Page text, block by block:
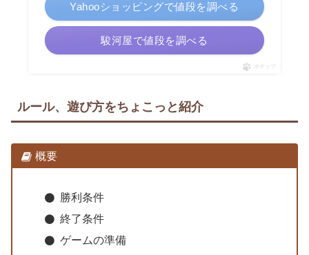
Yahooショッピングで値段を調べる
駿河屋で値段を調べる
ポチップ
ルール、遊び方をちょこっと紹介
概要
勝利条件
終了条件
ゲームの準備